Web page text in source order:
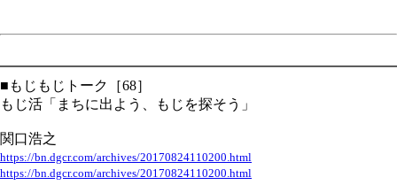
■もじもじトーク［68］
もじ活「まちに出よう、もじを探そう」
関口浩之
https://bn.dgcr.com/archives/20170824110200.html
https://bn.dgcr.com/archives/20170824110200.html